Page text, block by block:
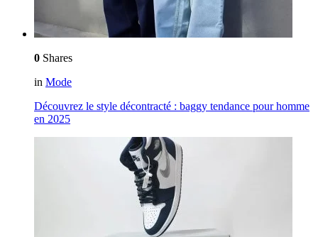
0 Shares
in Mode
Découvrez le style décontracté : baggy tendance pour homme
en 2025